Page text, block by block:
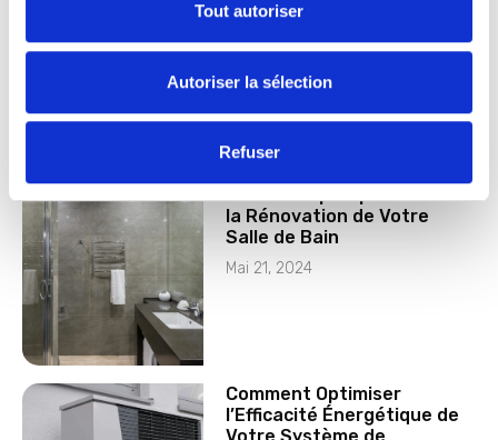
Tout autoriser
Autoriser la sélection
Refuser
Domestiques : Réduire les
Coûts et Renforcer
l’Autonomie
Mai 24, 2024
la Rénovation de Votre
Salle de Bain
Mai 21, 2024
Comment Optimiser
l’Efficacité Énergétique de